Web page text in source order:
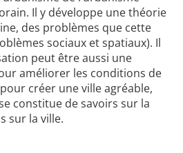
Il y développe une théorie
des problèmes que cette
sociaux et spatiaux). Il
peut être aussi une
améliorer les conditions de
créer une ville agréable,
constitue de savoirs sur la
sur la ville.